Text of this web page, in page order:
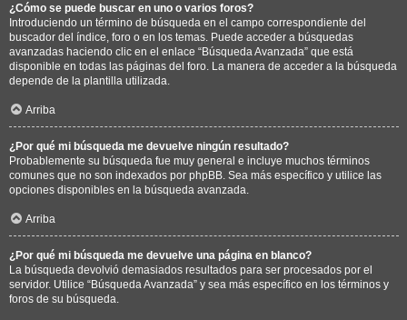
¿Cómo se puede buscar en uno o varios foros?
Introduciendo un término de búsqueda en el campo correspondiente del
buscador del índice, foro o en los temas. Puede acceder a búsquedas
avanzadas haciendo clic en el enlace “Búsqueda Avanzada” que está
disponible en todas las páginas del foro. La manera de acceder a la búsqueda
depende de la plantilla utilizada.
Arriba
¿Por qué mi búsqueda me devuelve ningún resultado?
Probablemente su búsqueda fue muy general e incluye muchos términos
comunes que no son indexados por phpBB. Sea más específico y utilice las
opciones disponibles en la búsqueda avanzada.
Arriba
¿Por qué mi búsqueda me devuelve una página en blanco?
La búsqueda devolvió demasiados resultados para ser procesados por el
servidor. Utilice “Búsqueda Avanzada” y sea más específico en los términos y
foros de su búsqueda.